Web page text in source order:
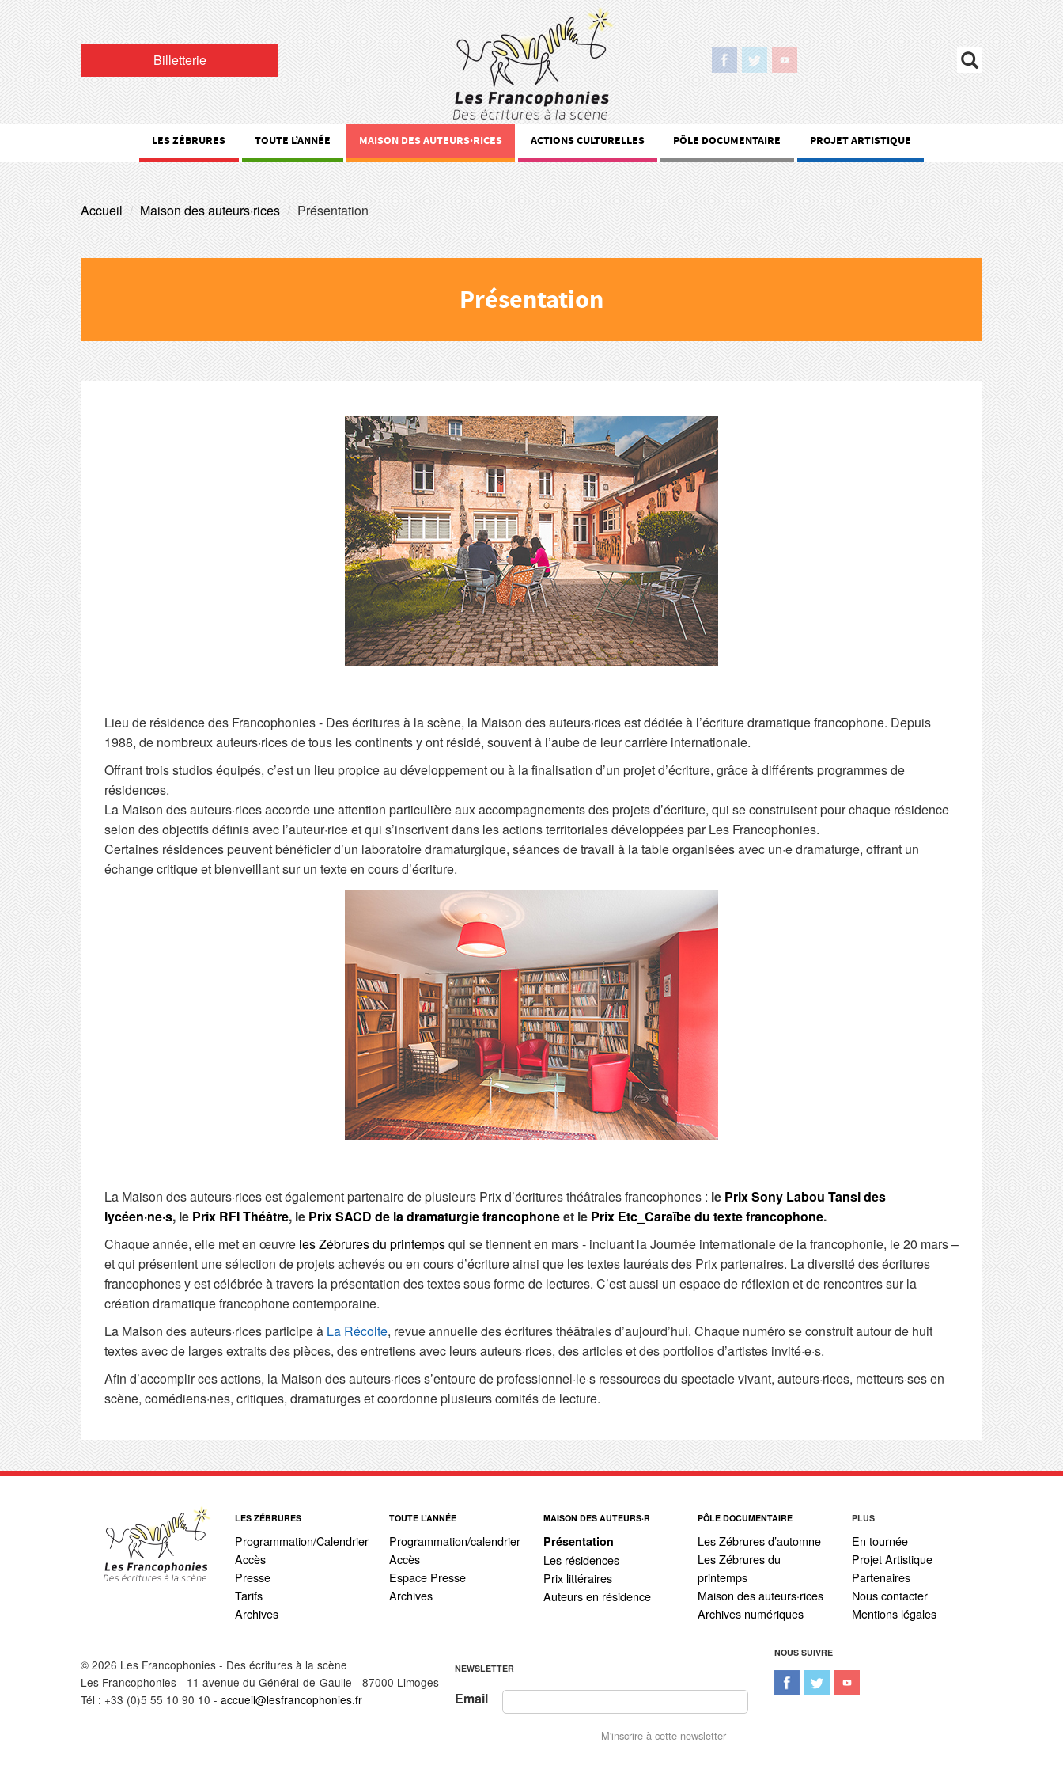
Billetterie
LES ZÉBRURES TOUTE L’ANNÉE MAISON DES AUTEURS·RICES ACTIONS CULTURELLES PÔLE DOCUMENTAIRE PROJET ARTISTIQUE
Accueil Maison des auteurs·rices Présentation
Présentation
Lieu de résidence des Francophonies - Des écritures à la scène, la Maison des auteurs·rices est dédiée à l’écriture dramatique francophone. Depuis
1988, de nombreux auteurs·rices de tous les continents y ont résidé, souvent à l’aube de leur carrière internationale.
Offrant trois studios équipés, c’est un lieu propice au développement ou à la finalisation d’un projet d’écriture, grâce à différents programmes de
résidences.
La Maison des auteurs·rices accorde une attention particulière aux accompagnements des projets d’écriture, qui se construisent pour chaque résidence
selon des objectifs définis avec l’auteur·rice et qui s’inscrivent dans les actions territoriales développées par Les Francophonies.
Certaines résidences peuvent bénéficier d’un laboratoire dramaturgique, séances de travail à la table organisées avec un·e dramaturge, offrant un
échange critique et bienveillant sur un texte en cours d’écriture.
La Maison des auteurs·rices est également partenaire de plusieurs Prix d’écritures théâtrales francophones : le Prix Sony Labou Tansi des
lycéen·ne·s, le Prix RFI Théâtre, le Prix SACD de la dramaturgie francophoneet le Prix Etc_Caraïbe du texte francophone.
Chaque année, elle met en œuvre les Zébrures du printempsqui se tiennent en mars - incluant la Journée internationale de la francophonie, le 20 mars –
et qui présentent une sélection de projets achevés ou en cours d’écriture ainsi que les textes lauréats des Prix partenaires. La diversité des écritures
francophones y est célébrée à travers la présentation des textes sous forme de lectures. C’est aussi un espace de réflexion et de rencontres sur la
création dramatique francophone contemporaine.
La Maison des auteurs·rices participe à La Récolte, revue annuelle des écritures théâtrales d’aujourd’hui. Chaque numéro se construit autour de huit
textes avec de larges extraits des pièces, des entretiens avec leurs auteurs·rices, des articles et des portfolios d’artistes invité·e·s.
Afin d’accomplir ces actions, la Maison des auteurs·rices s’entoure de professionnel·le·s ressources du spectacle vivant, auteurs·rices, metteurs·ses en
scène, comédiens·nes, critiques, dramaturges et coordonne plusieurs comités de lecture.
LES ZÉBRURES
Programmation/Calendrier
Accès
Presse
Tarifs
Archives
TOUTE L’ANNÉE
Programmation/calendrier
Accès
Espace Presse
Archives
MAISON DES AUTEURS·R
Présentation
Les résidences
Prix littéraires
Auteurs en résidence
PÔLE DOCUMENTAIRE
Les Zébrures d’automne
Les Zébrures du
printemps
Maison des auteurs·rices
Archives numériques
PLUS
En tournée
Projet Artistique
Partenaires
Nous contacter
Mentions légales
© 2026 Les Francophonies - Des écritures à la scène
Les Francophonies - 11 avenue du Général-de-Gaulle - 87000 Limoges
Tél : +33 (0)5 55 10 90 10 - accueil@lesfrancophonies.fr
NEWSLETTER
Email
NOUS SUIVRE